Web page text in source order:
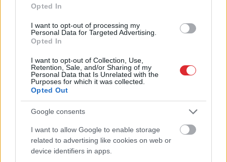
Opted In
I want to opt-out of processing my
Personal Data for Targeted Advertising.
Opted In
I want to opt-out of Collection, Use,
Retention, Sale, and/or Sharing of my
Personal Data that Is Unrelated with the
Purposes for which it was collected.
Opted Out
Google consents
I want to allow Google to enable storage
related to advertising like cookies on web or
device identifiers in apps.
šļura!”
Atcelt Ziņot